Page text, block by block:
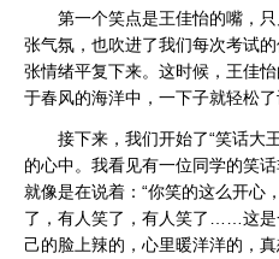
第一个笑点是王佳怡的嘴，
张气氛，也吹进了我们每次考试
张情绪平复下来。这时候，王佳
于春风的海洋中，一下子就轻松了
接下来，我们开始了“笑话大
的心中。我看见有一位同学的笑
就像是在说着：“你笑的这么开心
了，有人笑了，有人笑了……这是
己的脸上辣的，心里暖洋洋的，